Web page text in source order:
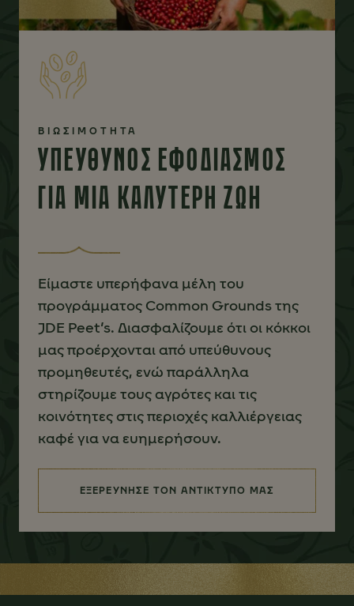
ΒΙΩΣΙΜΟΤΗΤΑ
ΥΠΕΥΘΥΝΟΣ ΕΦΟΔΙΑΣΜΟΣ
ΓΙΑ ΜΙΑ ΚΑΛΥΤΕΡΗ ΖΩΗ
Είμαστε υπερήφανα μέλη του
προγράμματος Common Grounds της
JDE Peet’s. Διασφαλίζουμε ότι οι κόκκοι
μας προέρχονται από υπεύθυνους
προμηθευτές, ενώ παράλληλα
στηρίζουμε τους αγρότες και τις
κοινότητες στις περιοχές καλλιέργειας
καφέ για να ευημερήσουν.
ΕΞΕΡΕΥΝΗΣΕ ΤΟΝ ΑΝΤΙΚΤΥΠΟ ΜΑΣ